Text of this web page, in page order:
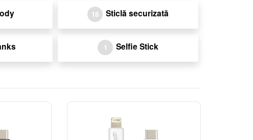
18 Sticlă securizată
1 Selfie Stick